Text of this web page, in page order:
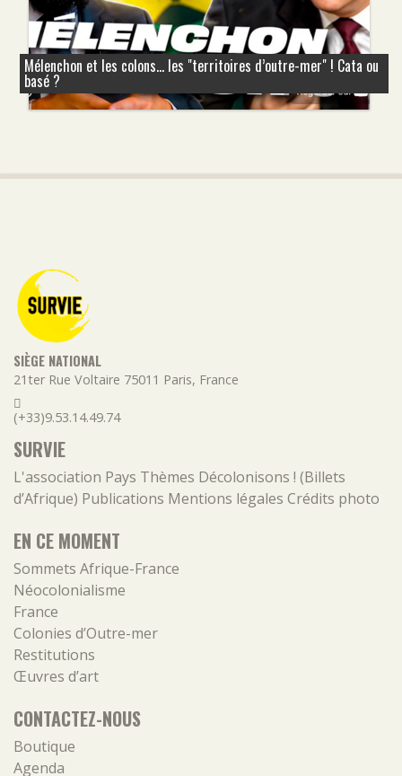
Mélenchon et les colons... les "territoires d’outre-mer" ! Cata ou
basé ?
SIÈGE NATIONAL
21ter Rue Voltaire 75011 Paris, France
(+33)9.53.14.49.74
SURVIE
L'association Pays Thèmes Décolonisons ! (Billets
d’Afrique) Publications Mentions légales Crédits photo
EN CE MOMENT
Sommets Afrique-France
Néocolonialisme
France
Colonies d’Outre-mer
Restitutions
Œuvres d’art
CONTACTEZ-NOUS
Boutique
Agenda